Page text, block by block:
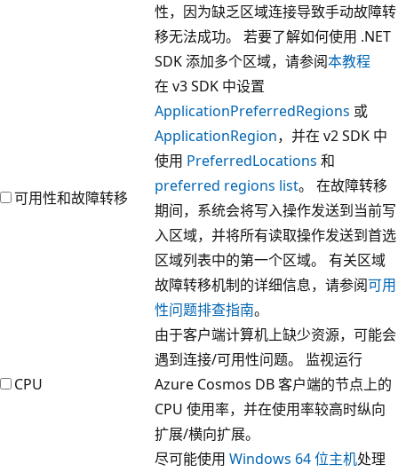
性，因为缺乏区域连接导致手动故障转
移无法成功。 若要了解如何使用 .NET
SDK 添加多个区域，请参阅本教程
可用性和故障转移
在 v3 SDK 中设置
ApplicationPreferredRegions 或
ApplicationRegion，并在 v2 SDK 中
使用 PreferredLocations 和
preferred regions list。 在故障转移
期间，系统会将写入操作发送到当前写
入区域，并将所有读取操作发送到首选
区域列表中的第一个区域。 有关区域
故障转移机制的详细信息，请参阅可用
性问题排查指南。
CPU
由于客户端计算机上缺少资源，可能会
遇到连接/可用性问题。 监视运行
Azure Cosmos DB 客户端的节点上的
CPU 使用率，并在使用率较高时纵向
扩展/横向扩展。
尽可能使用 Windows 64 位主机处理